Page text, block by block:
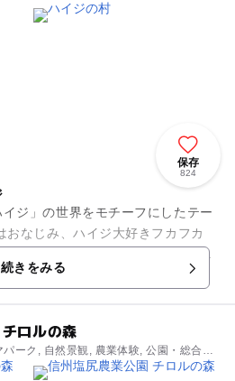
保存
824
ジ」の世界をモチーフにしたテー
おなじみ、ハイジ大好きフカフカ
いぐるみなどハイジにちなんだ商品
...
続きをみる
ロルの森
ーク, 自然景観, 農業体験, 公園・総合公